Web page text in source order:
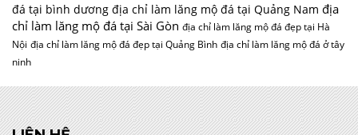
đá tại bình dương địa chỉ làm lăng mộ đá tại Quảng Nam địa
chỉ làm lăng mộ đá tại Sài Gòn địa chỉ làm lăng mộ đá đẹp tại Hà
Nội địa chỉ làm lăng mộ đá đẹp tại Quảng Bình địa chỉ làm lăng mộ đá ở tây
ninh